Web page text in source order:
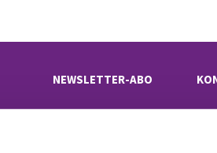
NEWSLETTER-ABO